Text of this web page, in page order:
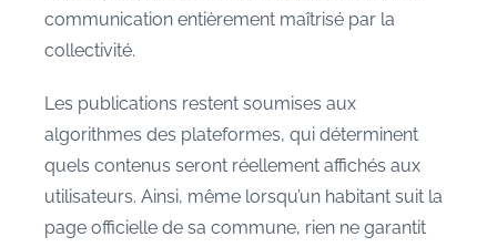
communication entièrement maîtrisé par la
collectivité.
Les publications restent soumises aux
algorithmes des plateformes, qui déterminent
quels contenus seront réellement affichés aux
utilisateurs. Ainsi, même lorsqu’un habitant suit la
page officielle de sa commune, rien ne garantit